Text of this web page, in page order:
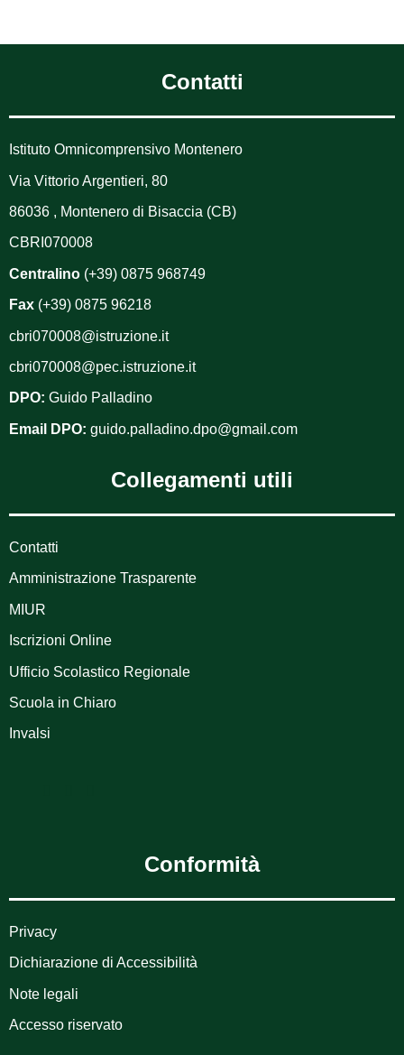
Contatti
Istituto Omnicomprensivo Montenero
Via Vittorio Argentieri, 80
86036 , Montenero di Bisaccia (CB)
CBRI070008
Centralino (+39) 0875 968749
Fax (+39) 0875 96218
cbri070008@istruzione.it
cbri070008@pec.istruzione.it
DPO: Guido Palladino
Email DPO: guido.palladino.dpo@gmail.com
Collegamenti utili
Contatti
Amministrazione Trasparente
MIUR
Iscrizioni Online
Ufficio Scolastico Regionale
Scuola in Chiaro
Invalsi
Conformità
Privacy
Dichiarazione di Accessibilità
Note legali
Accesso riservato